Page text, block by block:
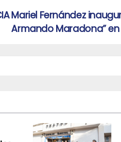
Mariel Fernández
Armando Maradona”